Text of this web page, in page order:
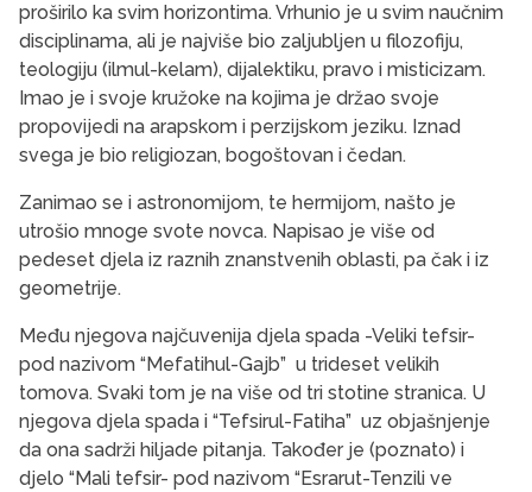
proširilo ka svim horizontima. Vrhunio je u svim naučnim
disciplinama, ali je najviše bio zaljubljen u filozofiju,
teologiju (ilmul-kelam), dijalektiku, pravo i misticizam.
Imao je i svoje kružoke na kojima je držao svoje
propovijedi na arap­skom i perzijskom jeziku. Iznad
svega je bio religiozan, bogoštovan i čedan.
Zanimao se i astronomijom, te hermijom, našto je
utrošio mnoge svote novca. Napisao je više od
pedeset djela iz raznih znanstvenih oblasti, pa čak i iz
geometrije.
Među njegova najčuvenija djela spada -Veliki tefsir-
pod nazivom “Mefatihul-Gajb” u trideset ve­likih
tomova. Svaki tom je na više od tri stotine stranica. U
njegova djela spada i “Tefsirul-Fatiha” uz objašnjenje
da ona sadrži hiljade pitanja. Također je (poznato) i
djelo “Mali tefsir- pod nazivom “Esrarut-Tenzili ve